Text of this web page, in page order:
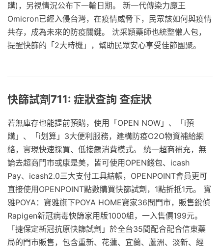
購)，另視情況公布下一輪日期。 新一代傳染力魔王
Omicron已經入侵台灣，在疫情威脅下，民眾該如何與疫情
共存，成為未來的防疫關鍵。 沈采穎藥師也統整懶人包，
提醒快篩的「2大時機」，幫助民眾安心享受佳節團聚。
快篩試劑711: 症狀查詢 查症狀
若無庫存也能提前預購，使用「OPEN NOW」、「i預
購」、「i划算」3大便利服務，建構防疫O2O物資補給網
絡，實現快速採買、低接觸消費模式。 統一超商補充，無
論去超商門市或康是美，皆可使用OPEN錢包、icash
Pay、icash2.0三大支付工具結帳，OPENPOINT會員更可
直接使用OPENPOINT點數購買快篩試劑，1點折抵1元。 寶
雅POYA：寶雅旗下POYA HOME寶家36間門市，販售銳偵
Rapigen新冠病毒快篩家用版1000組，一入售價199元。
「捷保定新冠抗原快篩試劑」於全台35間配合配合信東藥
局的門市販售，包含重新、花蓮、宜蘭、蘆洲、淡新、經